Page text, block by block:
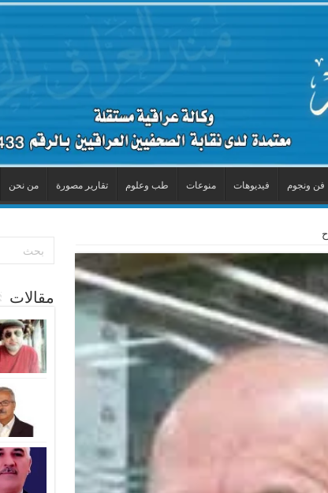
فن ونجوم فيديوهات منوعات طب وعلوم تقارير مصورة من نحن
مقالات